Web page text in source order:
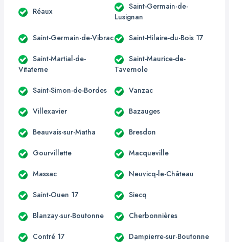
Réaux
Saint-Germain-de-
Lusignan
Saint-Germain-de-Vibrac Saint-Hilaire-du-Bois 17
Saint-Martial-de-
Vitaterne
Saint-Maurice-de-
Tavernole
Saint-Simon-de-Bordes Vanzac
Villexavier Bazauges
Beauvais-sur-Matha Bresdon
Gourvillette Macqueville
Massac Neuvicq-le-Château
Saint-Ouen 17 Siecq
Blanzay-sur-Boutonne Cherbonnières
Contré 17 Dampierre-sur-Boutonne